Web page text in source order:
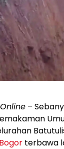
–
Bogor terbawa